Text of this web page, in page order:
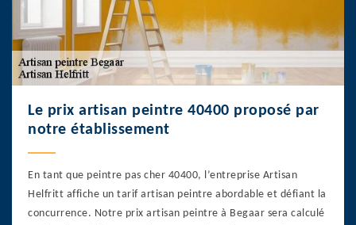
Le prix artisan peintre 40400 proposé par
notre établissement
En tant que peintre pas cher 40400, l’entreprise Artisan
Helfritt affiche un tarif artisan peintre abordable et défiant la
concurrence. Notre prix artisan peintre à Begaar sera calculé